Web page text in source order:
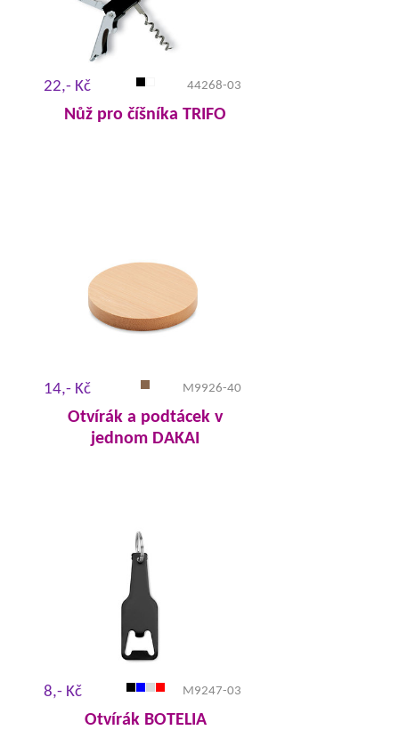
22,- Kč 44268-03
Nůž pro číšníka TRIFO
14,- Kč M9926-40
Otvírák a podtácek v
jednom DAKAI
8,- Kč M9247-03
Otvírák BOTELIA